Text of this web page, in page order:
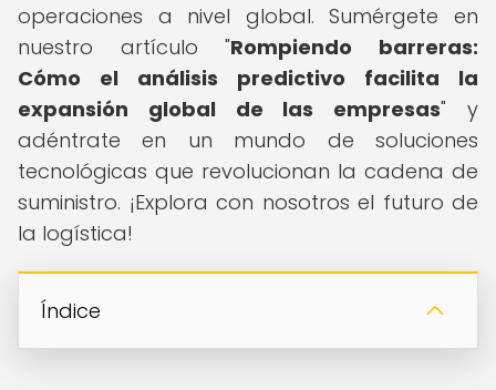
operaciones a nivel global. Sumérgete en
nuestro artículo "Rompiendo barreras:
Cómo el análisis predictivo facilita la
expansión global de las empresas" y
adéntrate en un mundo de soluciones
tecnológicas que revolucionan la cadena de
suministro. ¡Explora con nosotros el futuro de
la logística!
Índice